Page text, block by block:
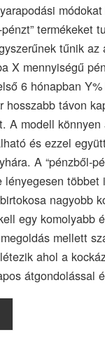
termékeket
tűnik az
X mennyiségű
6 hónapban
hosszabb távon
A modell könnyen
és ezzel
A “pénzből-
lényegesen
nagyobb
egy komolyabb
mellett
ahol a
átgondolással